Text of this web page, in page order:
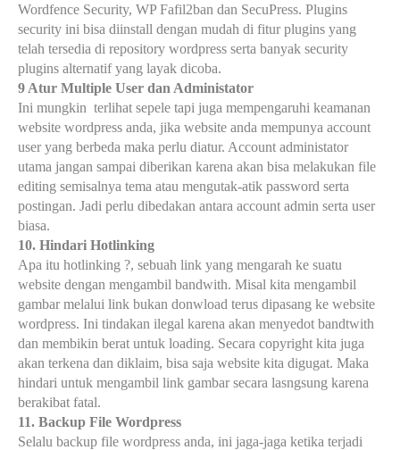
Wordfence Security, WP Fafil2ban dan SecuPress. Plugins
security ini bisa diinstall dengan mudah di fitur plugins yang
telah tersedia di repository wordpress serta banyak security
plugins alternatifyang layak dicoba.
9 Atur Multiple User dan Administator
Ini mungkin terlihat sepele tapi juga mempengaruhi keamanan
website wordpress anda, jika website anda mempunya account
user yang berbeda maka perlu diatur. Account administator
utama jangan sampai diberikan karena akan bisa melakukan file
editing semisalnya tema atau mengutak-atik password serta
postingan. Jadi perlu dibedakan antara account admin serta user
biasa.
10. Hindari Hotlinking
Apa itu hotlinking ?, sebuah link yang mengarah ke suatu
website dengan mengambil bandwith. Misal kita mengambil
gambar melalui link bukan donwload terus dipasang ke website
wordpress. Ini tindakan ilegal karena akan menyedot bandtwith
dan membikin berat untuk loading. Secara copyright kita juga
akan terkena dan diklaim, bisa saja website kita digugat. Maka
hindari untuk mengambil link gambar secara lasngsung karena
berakibat fatal.
11. Backup File Wordpress
Selalu backup file wordpress anda, ini jaga-jaga ketika terjadi